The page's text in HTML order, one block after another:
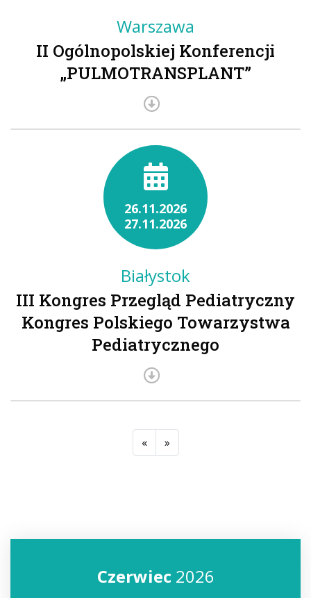
Warszawa
II Ogólnopolskiej Konferencji
„PULMOTRANSPLANT”
26.11.2026
27.11.2026
Białystok
III Kongres Przegląd Pediatryczny
Kongres Polskiego Towarzystwa
Pediatrycznego
« »
Czerwiec2026